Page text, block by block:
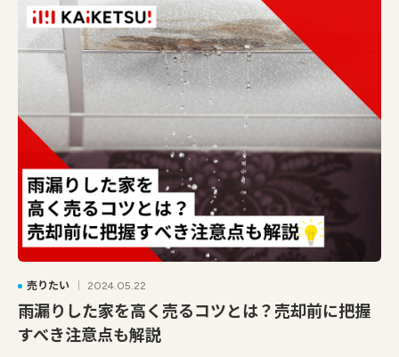
売りたい 2024.05.22
雨漏りした家を高く売るコツとは？売却前に把握
すべき注意点も解説